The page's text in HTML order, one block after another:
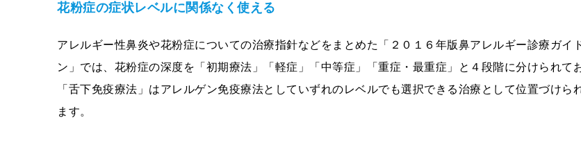
花粉症の症状レベルに関係なく使える
アレルギー性鼻炎や花粉症についての治療指針などをまとめた「２０１６年版鼻アレルギー診療ガイ
ン」では、花粉症の深度を「初期療法」「軽症」「中等症」「重症・最重症」と４段階に分けられて
「舌下免疫療法」はアレルゲン免疫療法としていずれのレベルでも選択できる治療として位置づけら
ます。